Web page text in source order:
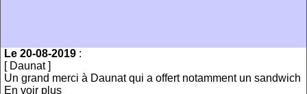
Le 20-08-2019 :
[ Daunat ]
Un grand merci à Daunat qui a offert notamment un sandwich
En voir plus